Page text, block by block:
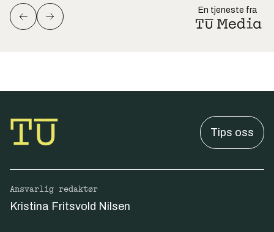
En tjeneste fra
Tips oss
Ansvarlig redaktør
Kristina Fritsvold Nilsen